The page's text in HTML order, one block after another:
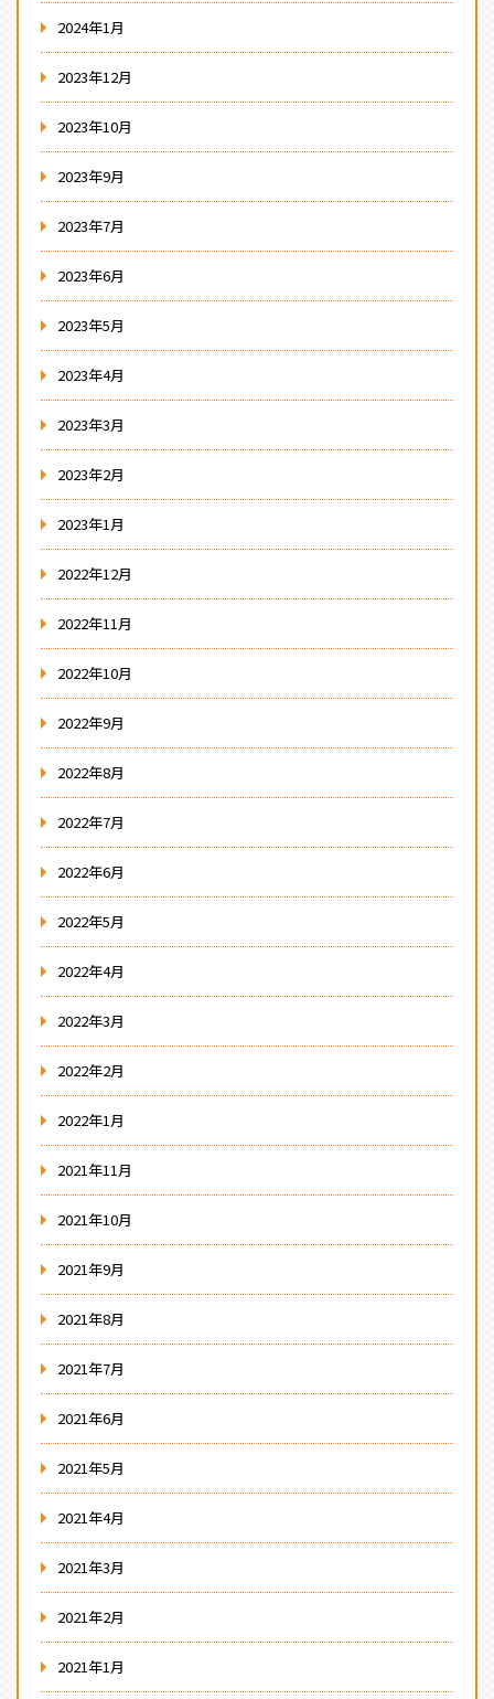
2024年1月
2023年12月
2023年10月
2023年9月
2023年7月
2023年6月
2023年5月
2023年4月
2023年3月
2023年2月
2023年1月
2022年12月
2022年11月
2022年10月
2022年9月
2022年8月
2022年7月
2022年6月
2022年5月
2022年4月
2022年3月
2022年2月
2022年1月
2021年11月
2021年10月
2021年9月
2021年8月
2021年7月
2021年6月
2021年5月
2021年4月
2021年3月
2021年2月
2021年1月